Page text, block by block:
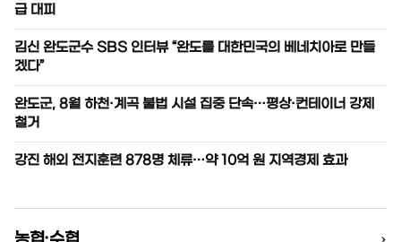
급 대피
김신 완도군수 SBS 인터뷰 “완도를 대한민국의 베네치아로 만들
겠다”
완도군, 8월 하천·계곡 불법 시설 집중 단속…평상·컨테이너 강제
철거
강진 해외 전지훈련 878명 체류…약 10억 원 지역경제 효과